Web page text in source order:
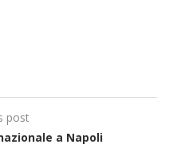
post
a Napoli